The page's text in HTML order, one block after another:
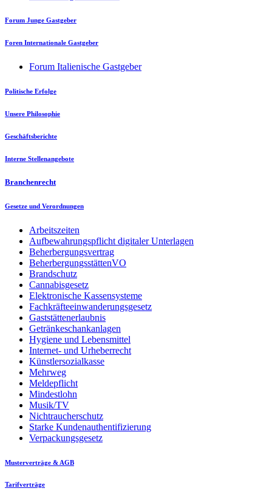
Forum Junge Gastgeber
Foren Internationale Gastgeber
Forum Italienische Gastgeber
Politische Erfolge
Unsere Philosophie
Geschäftsberichte
Interne Stellenangebote
Branchenrecht
Gesetze und Verordnungen
Arbeitszeiten
Aufbewahrungspflicht digitaler Unterlagen
Beherbergungsvertrag
BeherbergungsstättenVO
Brandschutz
Cannabisgesetz
Elektronische Kassensysteme
Fachkräfteeinwanderungsgesetz
Gaststättenerlaubnis
Getränkeschankanlagen
Hygiene und Lebensmittel
Internet- und Urheberrecht
Künstlersozialkasse
Mehrweg
Meldepflicht
Mindestlohn
Musik/TV
Nichtraucherschutz
Starke Kundenauthentifizierung
Verpackungsgesetz
Musterverträge & AGB
Tarifverträge